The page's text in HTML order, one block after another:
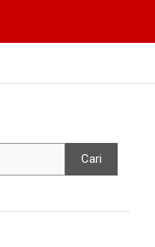
Cari